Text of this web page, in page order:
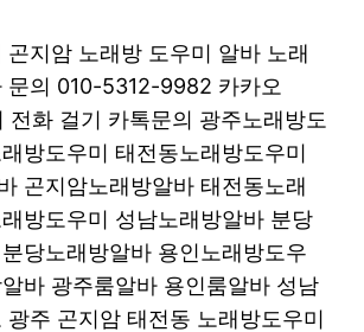
곤지암 노래방 도우미 알바 노래
문의 010-5312-9982 카카오
전화 걸기 카톡문의 광주노래방도
방도우미 태전동노래방도우미
곤지암노래방알바 태전동노래
방도우미 성남노래방알바 분당
당노래방알바 용인노래방도우
바 광주룸알바 용인룸알바 성남
광주 곤지암 태전동 노래방도우미